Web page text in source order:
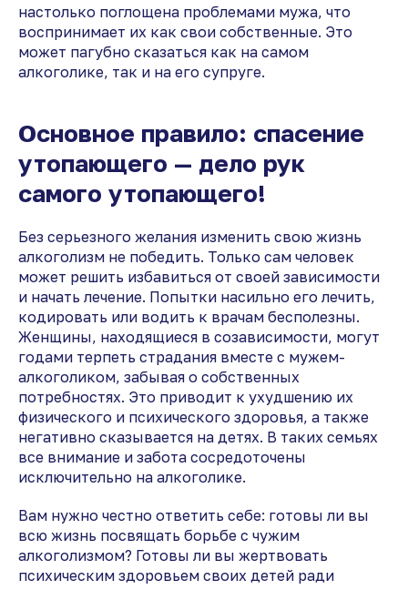
настолько поглощена проблемами мужа, что
воспринимает их как свои собственные. Это
может пагубно сказаться как на самом
алкоголике, так и на его супруге.
Основное правило: спасение
утопающего — дело рук
самого утопающего!
Без серьезного желания изменить свою жизнь
алкоголизм не победить. Только сам человек
может решить избавиться от своей зависимости
и начать лечение. Попытки насильно его лечить,
кодировать или водить к врачам бесполезны.
Женщины, находящиеся в созависимости, могут
годами терпеть страдания вместе с мужем-
алкоголиком, забывая о собственных
потребностях. Это приводит к ухудшению их
физического и психического здоровья, а также
негативно сказывается на детях. В таких семьях
все внимание и забота сосредоточены
исключительно на алкоголике.
Вам нужно честно ответить себе: готовы ли вы
всю жизнь посвящать борьбе с чужим
алкоголизмом? Готовы ли вы жертвовать
психическим здоровьем своих детей ради